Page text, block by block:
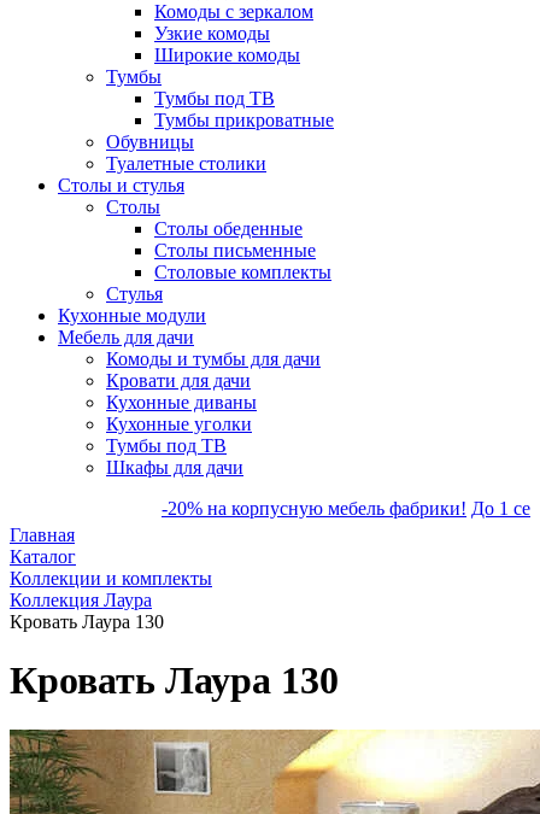
Комоды с зеркалом
Узкие комоды
Широкие комоды
Тумбы
Тумбы под ТВ
Тумбы прикроватные
Обувницы
Туалетные столики
Столы и стулья
Столы
Столы обеденные
Столы письменные
Столовые комплекты
Стулья
Кухонные модули
Мебель для дачи
Комоды и тумбы для дачи
Кровати для дачи
Кухонные диваны
Кухонные уголки
Тумбы под ТВ
Шкафы для дачи
-20% на корпусную мебель фабрики! До 1
Главная
Каталог
Коллекции и комплекты
Коллекция Лаура
Кровать Лаура 130
Кровать Лаура 130